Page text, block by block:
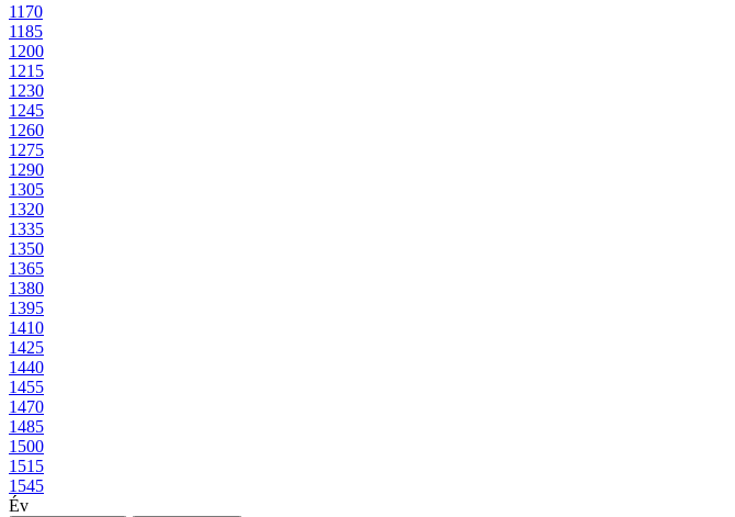
1170
1185
1200
1215
1230
1245
1260
1275
1290
1305
1320
1335
1350
1365
1380
1395
1410
1425
1440
1455
1470
1485
1500
1515
1545
Év